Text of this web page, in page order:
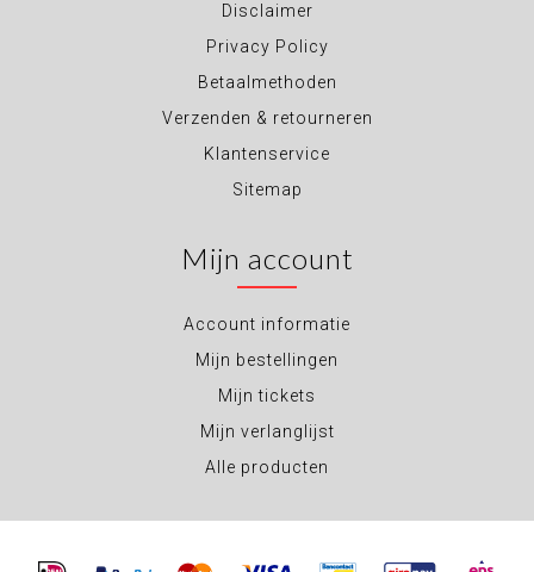
Disclaimer
Privacy Policy
Betaalmethoden
Verzenden & retourneren
Klantenservice
Sitemap
Mijn account
Account informatie
Mijn bestellingen
Mijn tickets
Mijn verlanglijst
Alle producten